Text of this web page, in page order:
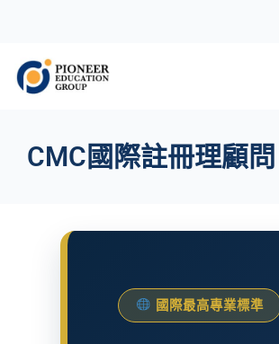
CMC國際註冊理顧問
國際最高專業標準